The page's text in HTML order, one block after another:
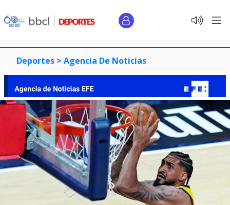
Deportes > Agencia De Noticias